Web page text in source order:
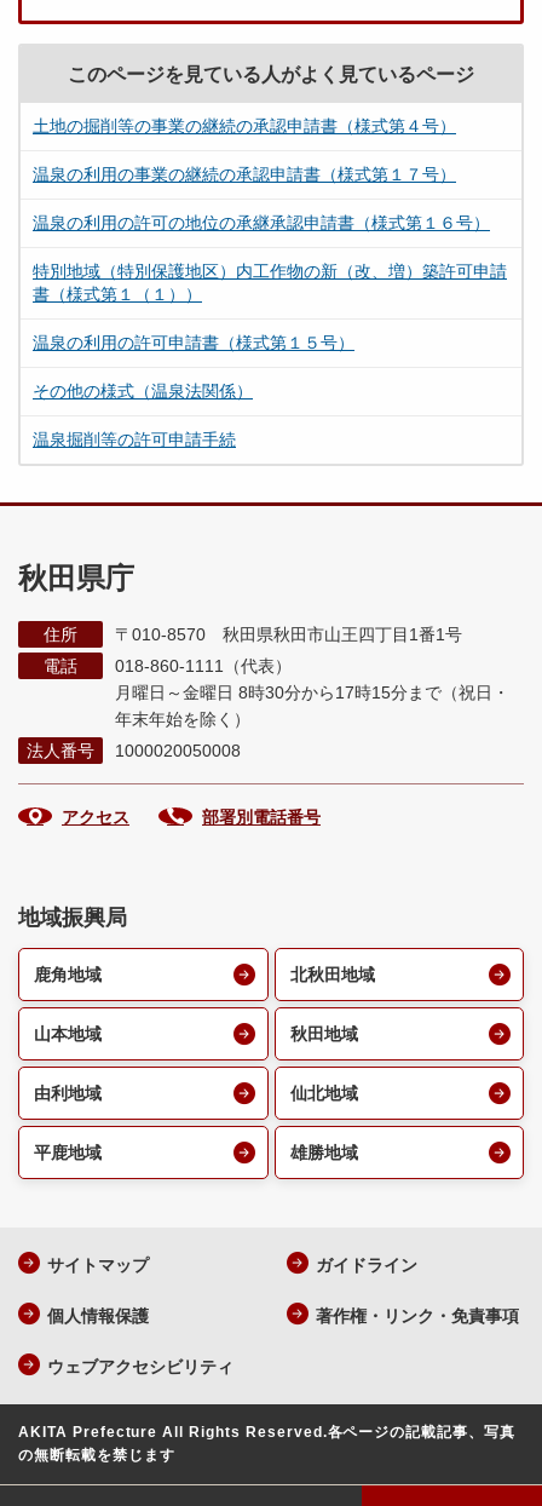
このページを見ている人がよく見ているページ
土地の掘削等の事業の継続の承認申請書（様式第４号）
温泉の利用の事業の継続の承認申請書（様式第１７号）
温泉の利用の許可の地位の承継承認申請書（様式第１６号）
特別地域（特別保護地区）内工作物の新（改、増）築許可申請
書（様式第１（１））
温泉の利用の許可申請書（様式第１５号）
その他の様式（温泉法関係）
温泉掘削等の許可申請手続
秋田県庁
住所
〒010-8570 秋田県秋田市山王四丁目1番1号
電話
018-860-1111（代表）
月曜日～金曜日 8時30分から17時15分まで （祝日・
年末年始を除く）
法人番号
1000020050008
アクセス 部署別電話番号
地域振興局
鹿角地域 北秋田地域
山本地域 秋田地域
由利地域 仙北地域
平鹿地域 雄勝地域
サイトマップ ガイドライン
個人情報保護 著作権・リンク・免責事項
ウェブアクセシビリティ
AKITA Prefecture All Rights Reserved.各ページの記載記事、写真
の無断転載を禁じます